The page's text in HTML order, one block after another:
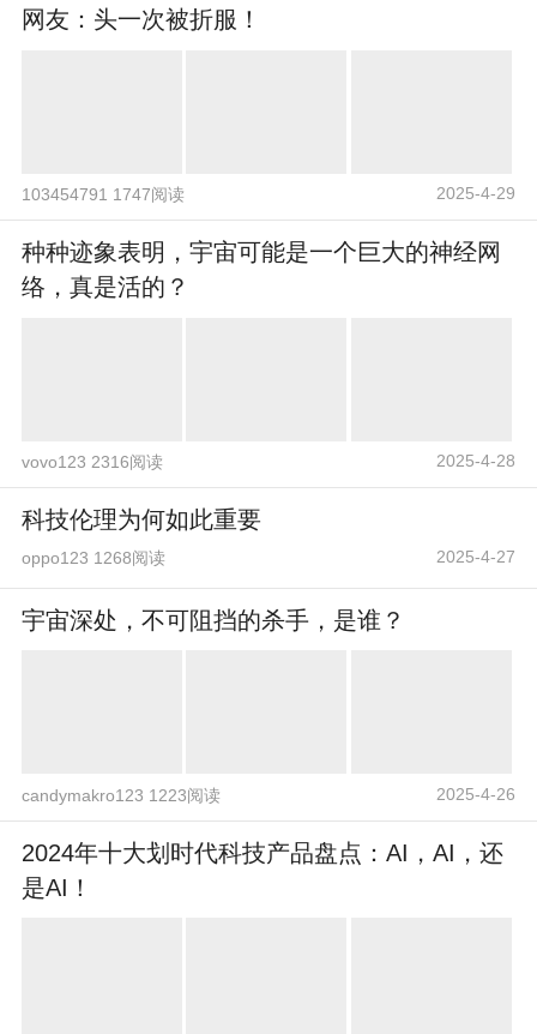
网友：头一次被折服！
103454791 1747阅读 2025-4-29
种种迹象表明，宇宙可能是一个巨大的神经网
络，真是活的？
vovo123 2316阅读 2025-4-28
科技伦理为何如此重要
oppo123 1268阅读 2025-4-27
宇宙深处，不可阻挡的杀手，是谁？
candymakro123 1223阅读 2025-4-26
2024年十大划时代科技产品盘点：AI，AI，还
是AI！